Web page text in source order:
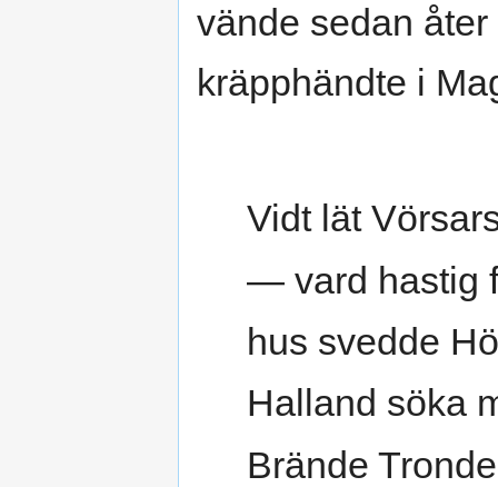
vände sedan
kräpphändte i
Vidt lät
— vard hastig
hus svedde
Halland söka
Brände